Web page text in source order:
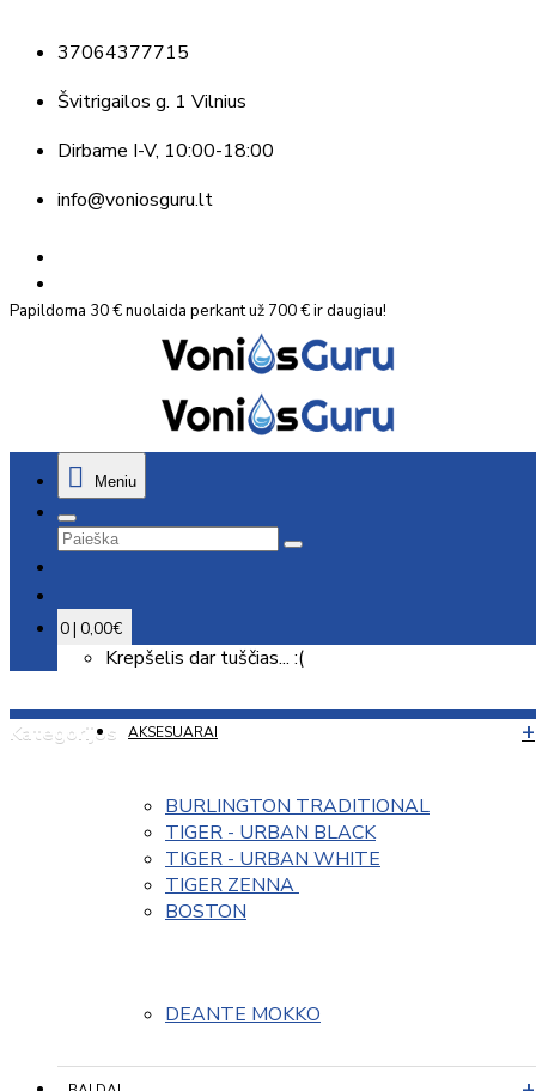
37064377715
Švitrigailos g. 1 Vilnius
Dirbame I-V, 10:00-18:00
info@voniosguru.lt
Papildoma 30 € nuolaida perkant už 700 € ir daugiau!
Meniu
0 | 0,00€
Krepšelis dar tuščias... :(
Kategorijos AKSESUARAI
BURLINGTON TRADITIONAL
TIGER - URBAN BLACK
TIGER - URBAN WHITE
TIGER ZENNA
BOSTON
DEANTE MOKKO